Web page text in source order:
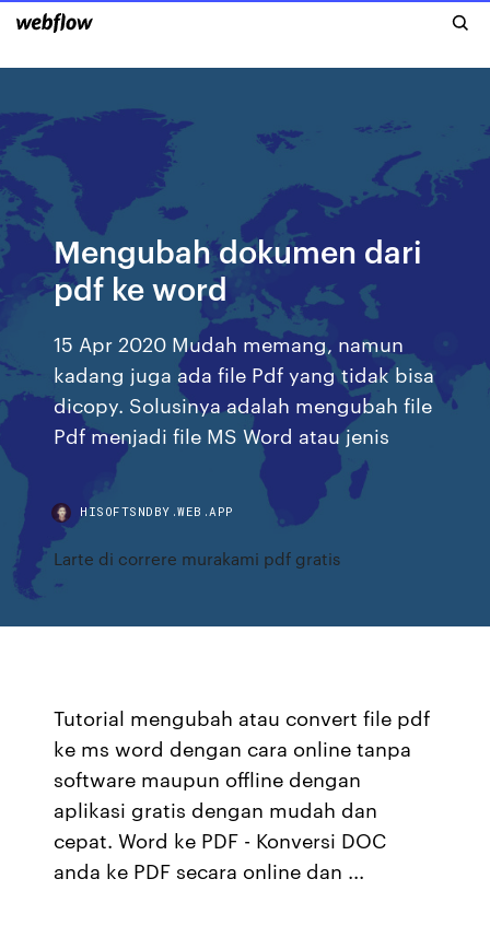
Mengubah dokumen dari
pdf ke word
15 Apr 2020 Mudah memang, namun
kadang juga ada file Pdf yang tidak bisa
dicopy. Solusinya adalah mengubah file
Pdf menjadi file MS Word atau jenis
HISOFTSNDBY.WEB.APP
Larte di correre murakami pdf gratis
Tutorial mengubah atau convert file pdf
ke ms word dengan cara online tanpa
software maupun offline dengan
aplikasi gratis dengan mudah dan
cepat. Word ke PDF - Konversi DOC
anda ke PDF secara online dan ...